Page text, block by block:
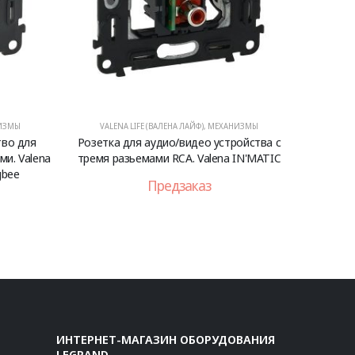
для
Valena
VALENA LIFE (ВАЛЕНА ЛАЙФ), МЕХАНИЗМЫ
Розетка для аудио/видео устройства с
тремя разьемами RCA. Valena IN'MATIC
Предзаказ
ИНТЕРНЕТ-МАГАЗИН ОБОРУДОВАНИЯ